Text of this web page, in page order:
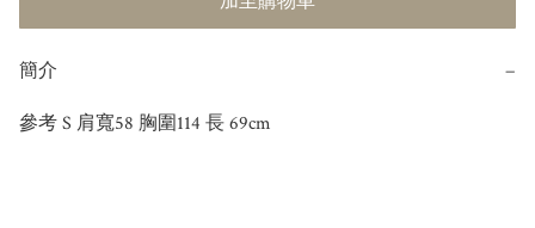
簡介 −
參考 S 肩寬58 胸圍114 長 69cm